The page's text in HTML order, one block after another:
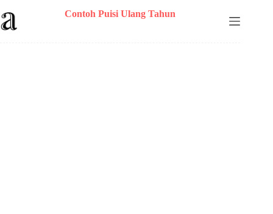
to
content
Contoh Puisi Ulang Tahun